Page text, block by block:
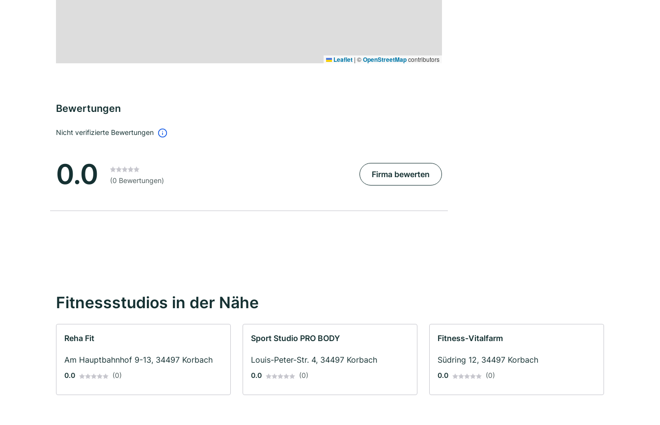
Leaflet | ©OpenStreetMapcontributors
Bewertungen
Nicht verifizierte Bewertungen
0.0 (0 Bewertungen)
Firma bewerten
Fitnessstudios in der Nähe
Reha Fit
Am Hauptbahnhof 9-13, 34497 Korbach
0.0 (0)
Sport Studio PRO BODY
Louis-Peter-Str. 4, 34497 Korbach
0.0 (0)
Fitness-Vitalfarm
Südring 12, 34497 Korbach
0.0 (0)